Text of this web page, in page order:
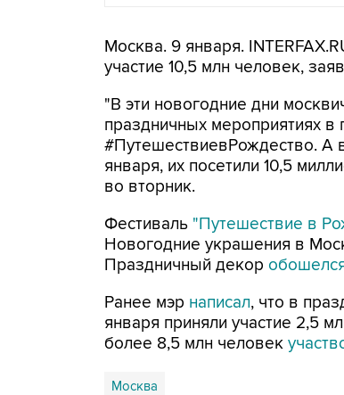
Москва. 9 января.
участие 10,5 млн человек,
"В эти новогодние дни
праздничных мероприятиях
#ПутешествиевРождество. А
января, их посетили 10,5
во вторник.
Фестиваль "Путешествие в
Новогодние украшения в
Праздничный декор
Ранее мэр написал, что в
января приняли участие 2,5
более 8,5 млн человек
Москва